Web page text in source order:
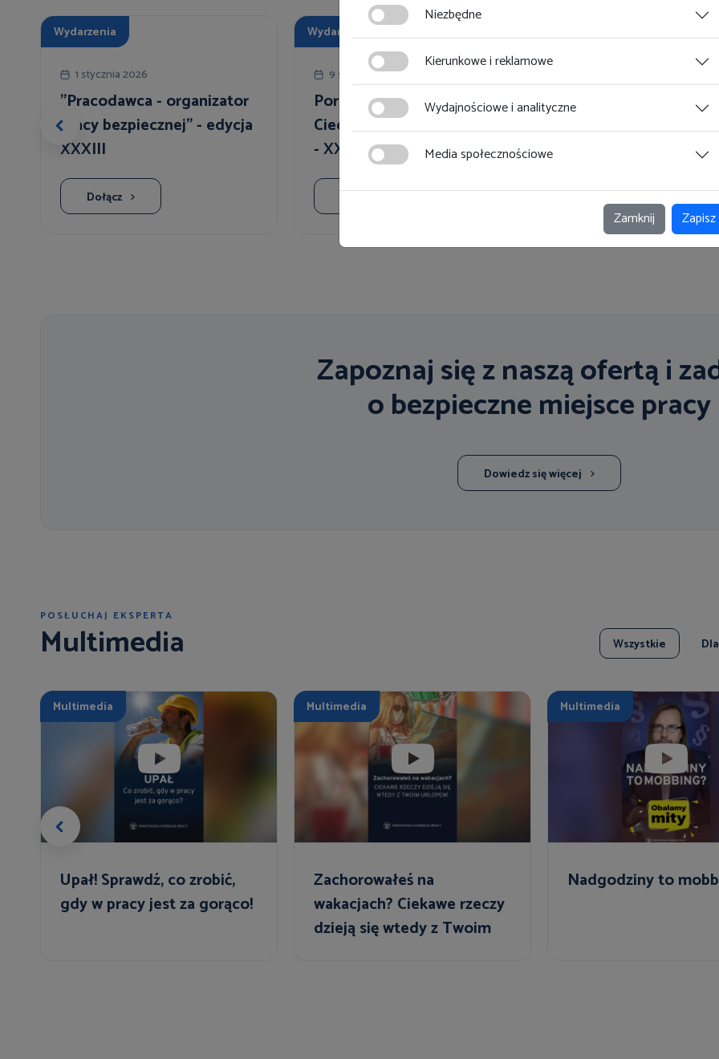
Wydarzenia
1 stycznia 2026
"Pracodawca - organizator
pracy bezpiecznej" - edycja
XXXIII
Dołącz
Wydarzenia
9 sierpnia 2026
Porady prawne w
Ciechanowcu 09.08.2026r.
- XXIV Podlaskie Święto
Chleba
Stoisko OIP Gdańsk
podczas Jarmarku
Zapoznaj się z naszą ofertą i
o bezpieczne miejsce pracy
Dowiedz się więcej
POSŁUCHAJ EKSPERTA
Multimedia Wszystkie
Multimedia
Upał! Sprawdź, co zrobić,
gdy w pracy jest za gorąco!
Multimedia
Zachorowałeś na
wakacjach? Ciekawe rzeczy
dzieją się wtedy z Twoim
Multimedia
Nadgodziny to
Niezbędne
Kierunkowe i reklamowe
Wydajnościowe i analityczne
Media społecznościowe
Zamknij Zapisz